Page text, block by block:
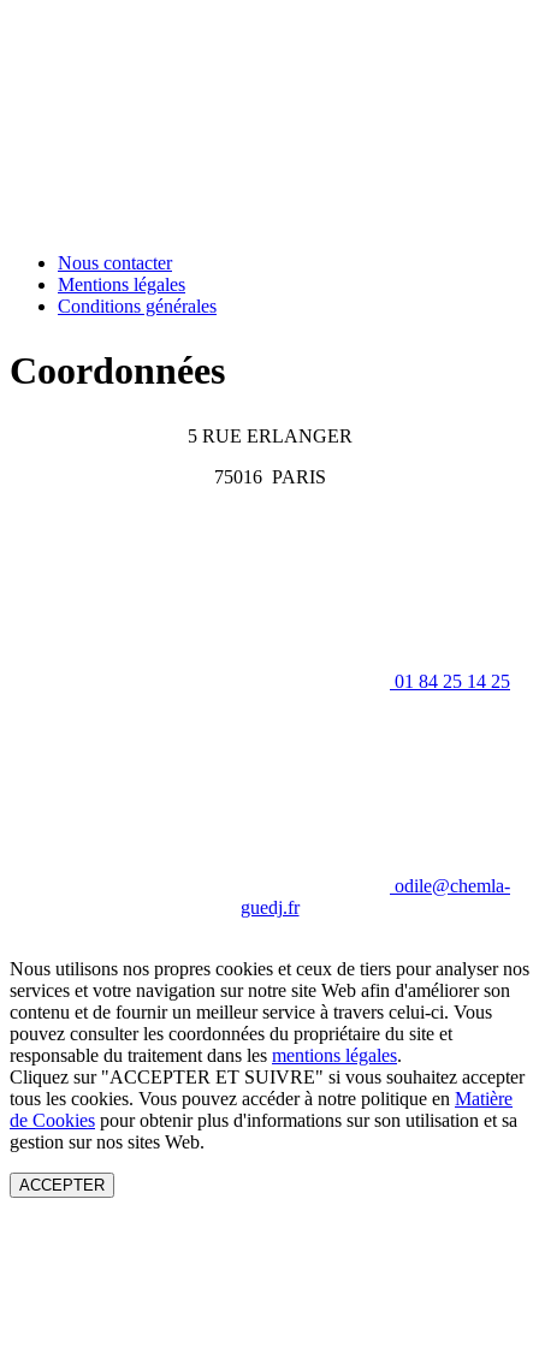
Nous contacter
Mentions légales
Conditions générales
Coordonnées
5 RUE ERLANGER
75016 PARIS
01 84 25 14 25
odile@chemla-
guedj.fr
Nous utilisons nos propres cookies et ceux de tiers pour analyser nos
services et votre navigation sur notre site Web afin d'améliorer son
contenu et de fournir un meilleur service à travers celui-ci. Vous
pouvez consulter les coordonnées du propriétaire du site et
responsable du traitement dans les mentions légales.
Cliquez sur "ACCEPTER ET SUIVRE" si vous souhaitez accepter
tous les cookies. Vous pouvez accéder à notre politique en Matière
de Cookies pour obtenir plus d'informations sur son utilisation et sa
gestion sur nos sites Web.
ACCEPTER